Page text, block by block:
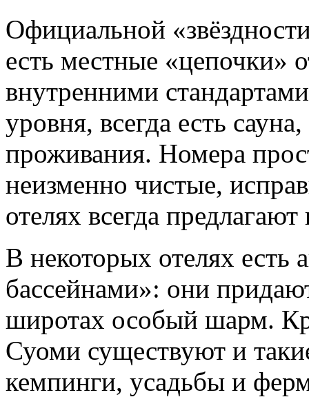
Официальной
есть местные «цепочки»
внутренними
уровня, всегда есть
проживания. Номера
неизменно чистые,
отелях всегда
В некоторых отелях есть
бассейнами»: они
широтах особый шарм.
Суоми существуют и
кемпинги, усадьбы и